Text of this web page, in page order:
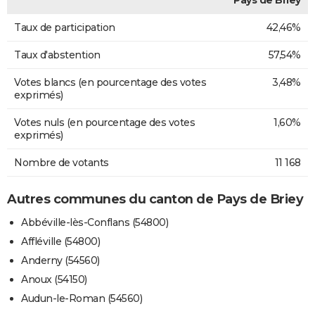
Taux de participation 42,46%
Taux d'abstention 57,54%
Votes blancs (en pourcentage des votes
exprimés)
3,48%
Votes nuls (en pourcentage des votes
exprimés)
1,60%
Nombre de votants 11 168
Autres communes du canton de Pays de Briey
Abbéville-lès-Conflans (54800)
Affléville (54800)
Anderny (54560)
Anoux (54150)
Audun-le-Roman (54560)